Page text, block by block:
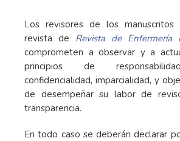
Los revisores de los
revista de Revista de Enfermería
comprometen a observar y a
principios de
confidencialidad, imparcialidad, y
de desempeñar su labor de
transparencia.
En todo caso se deberán declarar